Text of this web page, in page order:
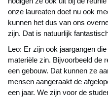
onze laureaten doet nu ook
kunnen het dus van ons
zijn. Dat is natuurlijk
Leo: Er zijn ook jaargangen
materiële zin. Bijvoorbeeld de
een gebouw. Dat kunnen ze
mensen aangeraakt de
een jaar. We zijn voor de